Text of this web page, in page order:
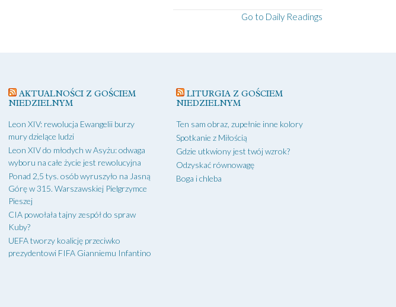
Go to Daily Readings
AKTUALNOŚCI Z GOŚCIEM
NIEDZIELNYM
Leon XIV: rewolucja Ewangelii burzy
mury dzielące ludzi
Leon XIV do młodych w Asyżu: odwaga
wyboru na całe życie jest rewolucyjna
Ponad 2,5 tys. osób wyruszyło na Jasną
Górę w 315. Warszawskiej Pielgrzymce
Pieszej
CIA powołała tajny zespół do spraw
Kuby?
UEFA tworzy koalicję przeciwko
prezydentowi FIFA Gianniemu Infantino
LITURGIA Z GOŚCIEM
NIEDZIELNYM
Ten sam obraz, zupełnie inne kolory
Spotkanie z Miłością
Gdzie utkwiony jest twój wzrok?
Odzyskać równowagę
Boga i chleba